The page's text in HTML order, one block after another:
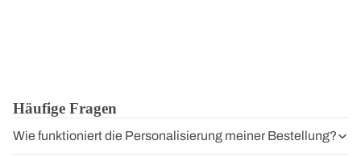
Häufige Fragen
Wie funktioniert die Personalisierung meiner Bestellung?